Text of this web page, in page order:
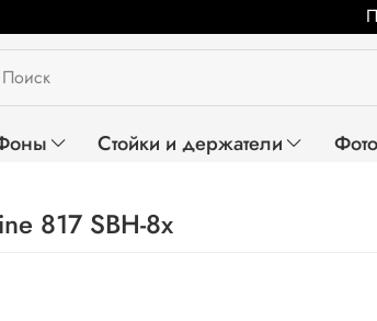
Стойки и держатели
817 SBH-8x